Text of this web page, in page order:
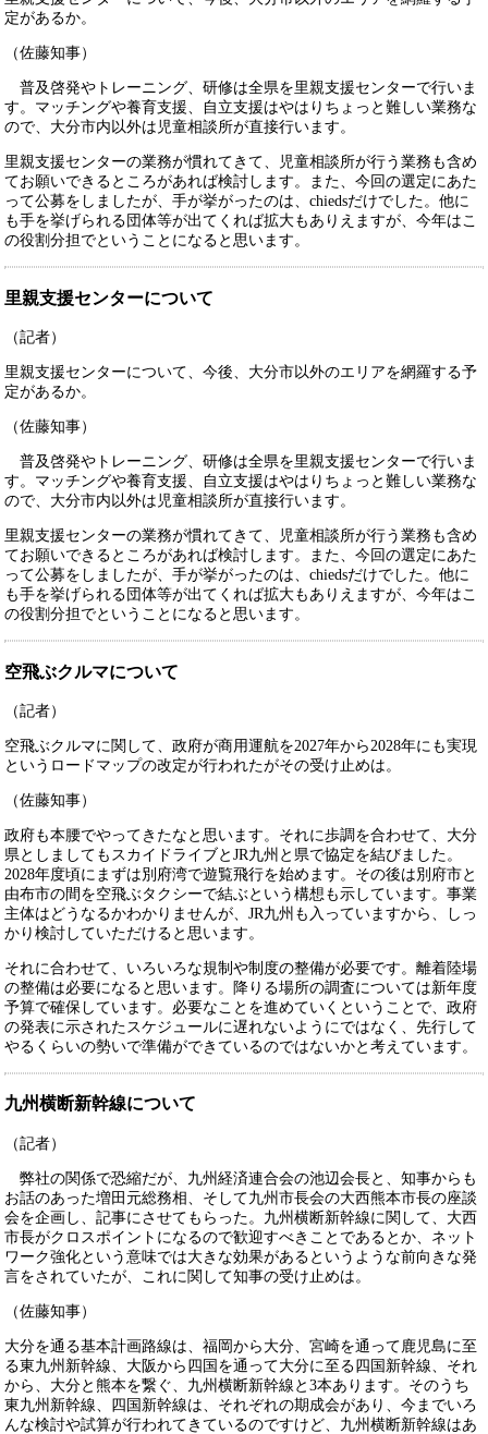
定があるか。
（佐藤知事）
普及啓発やトレーニング、研修は全県を里親支援センターで行いま
す。マッチングや養育支援、自立支援はやはりちょっと難しい業務な
ので、大分市内以外は児童相談所が直接行います。
里親支援センターの業務が慣れてきて、児童相談所が行う業務も含め
てお願いできるところがあれば検討します。また、今回の選定にあた
って公募をしましたが、手が挙がったのは、chiedsだけでした。他に
も手を挙げられる団体等が出てくれば拡大もありえますが、今年はこ
の役割分担でということになると思います。
里親支援センターについて
（記者）
里親支援センターについて、今後、大分市以外のエリアを網羅する予
定があるか。
（佐藤知事）
普及啓発やトレーニング、研修は全県を里親支援センターで行いま
す。マッチングや養育支援、自立支援はやはりちょっと難しい業務な
ので、大分市内以外は児童相談所が直接行います。
里親支援センターの業務が慣れてきて、児童相談所が行う業務も含め
てお願いできるところがあれば検討します。また、今回の選定にあた
って公募をしましたが、手が挙がったのは、chiedsだけでした。他に
も手を挙げられる団体等が出てくれば拡大もありえますが、今年はこ
の役割分担でということになると思います。
空飛ぶクルマについて
（記者）
空飛ぶクルマに関して、政府が商用運航を2027年から2028年にも実現
というロードマップの改定が行われたがその受け止めは。
（佐藤知事）
政府も本腰でやってきたなと思います。それに歩調を合わせて、大分
県としましてもスカイドライブとJR九州と県で協定を結びました。
2028年度頃にまずは別府湾で遊覧飛行を始めます。その後は別府市と
由布市の間を空飛ぶタクシーで結ぶという構想も示しています。事業
主体はどうなるかわかりませんが、JR九州も入っていますから、しっ
かり検討していただけると思います。
それに合わせて、いろいろな規制や制度の整備が必要です。離着陸場
の整備は必要になると思います。降りる場所の調査については新年度
予算で確保しています。必要なことを進めていくということで、政府
の発表に示されたスケジュールに遅れないようにではなく、先行して
やるくらいの勢いで準備ができているのではないかと考えています。
九州横断新幹線について
（記者）
弊社の関係で恐縮だが、九州経済連合会の池辺会長と、知事からも
お話のあった増田元総務相、そして九州市長会の大西熊本市長の座談
会を企画し、記事にさせてもらった。九州横断新幹線に関して、大西
市長がクロスポイントになるので歓迎すべきことであるとか、ネット
ワーク強化という意味では大きな効果があるというような前向きな発
言をされていたが、これに関して知事の受け止めは。
（佐藤知事）
大分を通る基本計画路線は、福岡から大分、宮崎を通って鹿児島に至
る東九州新幹線、大阪から四国を通って大分に至る四国新幹線、それ
から、大分と熊本を繋ぐ、九州横断新幹線と3本あります。そのうち
東九州新幹線、四国新幹線は、それぞれの期成会があり、今までいろ
んな検討や試算が行われてきているのですけど、九州横断新幹線はあ